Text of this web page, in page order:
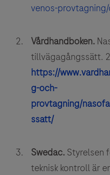
venos-
Vårdhandboken.
tillvägagångssätt.
https://
g-och-
provtagning/
ssatt/
Swedac. Styrelsen
teknisk kontroll är